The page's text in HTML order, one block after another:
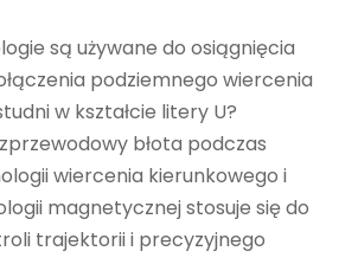
są używane do osiągnięcia
podziemnego wiercenia
w kształcie litery U?
błota podczas
wiercenia kierunkowego i
magnetycznej stosuje się do
trajektorii i precyzyjnego